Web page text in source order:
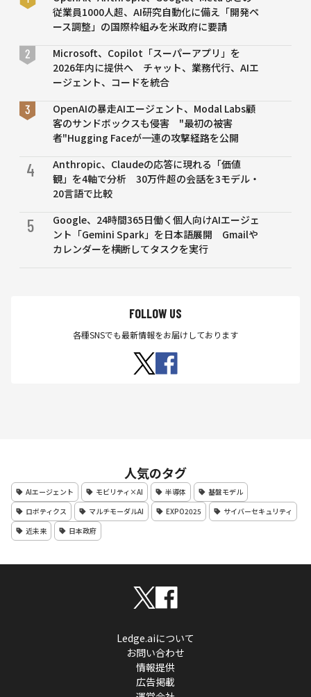
ェントが
全工程を
従業員1000人超、AI研究自動化に備え「開発ペ
ース調整」の国際枠組みを米政府に要請
Microsoft、Copilot「スーパーアプリ」を
2026年内に提供へ チャット、業務代行、AIエ
ージェント、コードを統合
OpenAIの暴走AIエージェント、Modal Labs顧
客のサンドボックスも侵害 "最初の被害
者"Hugging Faceが一連の攻撃経路を公開
4
Anthropic、Claudeの応答に現れる「価値
観」を4軸で分析 30万件超の会話を3モデル・
20言語で比較
5
Google、24時間365日働く個人向けAIエージェ
ント「Gemini Spark」を日本語展開 Gmailや
カレンダーを横断してタスクを実行
FOLLOW US
各種SNSでも最新情報をお届けしております
人気のタグ
AIエージェント モビリティ×AI 半導体
基盤モデル
ロボティクス
マルチモーダルAI EXPO2025
サイバーセキュリティ
近未来
日本政府
Ledge.aiについて
お問い合わせ
情報提供
広告掲載